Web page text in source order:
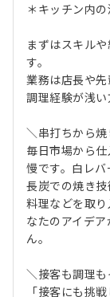
＊キッチン内
まずはスキル
す。
業務は店長や先
調理経験が浅い
＼串打ちから
毎日市場から
慢です。白レ
長炭での焼き
料理などを取
なたのアイデ
ん。
＼接客も調理
「接客にも挑